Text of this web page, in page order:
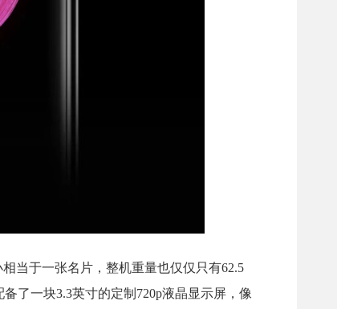
当于一张名片，整机重量也仅仅只有62.5
了一块3.3英寸的定制720p液晶显示屏，像